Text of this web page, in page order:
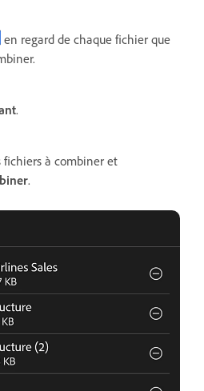
en regard de chaque fichier que
.
fichiers à combiner et
.